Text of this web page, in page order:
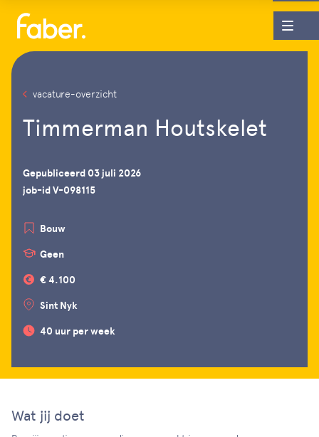
vacature-overzicht
Timmerman Houtskelet
Gepubliceerd 03 juli 2026
job-id V-098115
Bouw
Geen
€ 4.100
Sint Nyk
40 uur per week
Wat jij doet